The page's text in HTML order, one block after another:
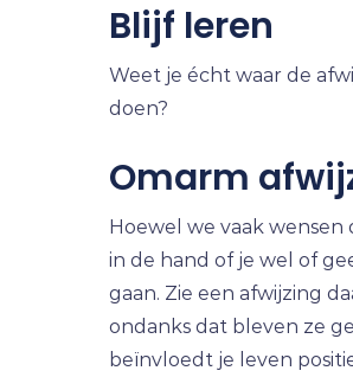
Blijf leren
Weet je écht waar de
doen?
Omarm
Hoewel we vaak wensen
in de hand of je wel of
gaan. Zie een afwijzing
ondanks dat bleven ze
beïnvloedt je leven